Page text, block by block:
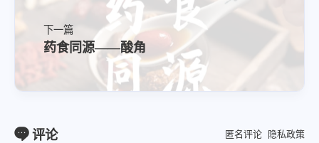
应用
虚烦不眠，惊悸多梦 体虚多汗 津伤口渴
而宁心安神，为养心安神之要药，尤宜于心
下一篇
药食同源——酸角
评论 匿名评论 隐私政策